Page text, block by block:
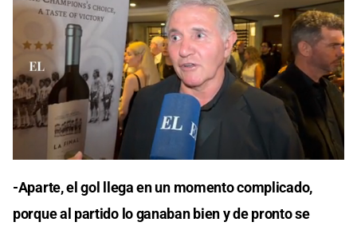
-Aparte, el gol llega en un momento complicado,
porque al partido lo ganaban bien y de pronto se